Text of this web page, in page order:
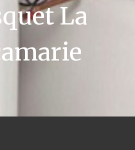
La